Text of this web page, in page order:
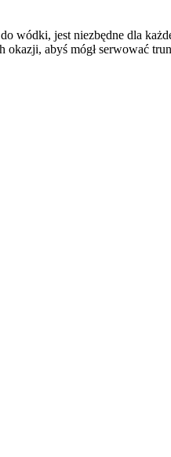
wódki, jest niezbędne dla
abyś mógł serwować